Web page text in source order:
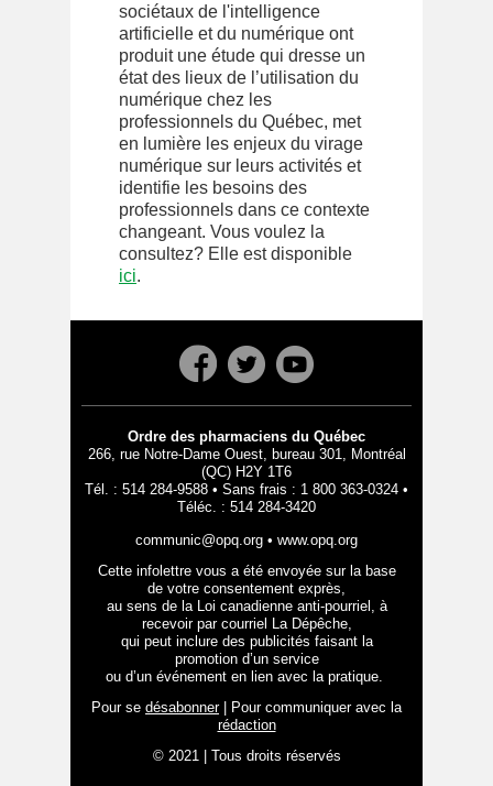
sociétaux de l'intelligence
artificielle et du numérique ont
produit une étude qui dresse un
état des lieux de l’utilisation du
numérique chez les
professionnels du Québec, met
en lumière les enjeux du virage
numérique sur leurs activités et
identifie les besoins des
professionnels dans ce contexte
changeant. Vous voulez la
consultez? Elle est disponible
ici.
Ordre des pharmaciens du Québec
266, rue Notre-Dame Ouest, bureau 301, Montréal
(QC) H2Y 1T6
Tél. : 514 284-9588 • Sans frais : 1 800 363-0324 •
Téléc. : 514 284-3420
communic@opq.org • www.opq.org
Cette infolettre vous a été envoyée sur la base
de votre consentement exprès,
au sens de la Loi canadienne anti-pourriel, à
recevoir par courriel La Dépêche,
qui peut inclure des publicités faisant la
promotion d’un service
ou d’un événement en lien avec la pratique.
Pour se désabonner| Pour communiquer avec la
rédaction
© 2021 | Tous droits réservés